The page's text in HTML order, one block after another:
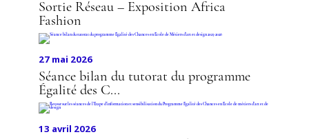
Sortie Réseau – Exposition Africa
Fashion
27 mai 2026
Séance bilan du tutorat du programme
Égalité des C...
13 avril 2026